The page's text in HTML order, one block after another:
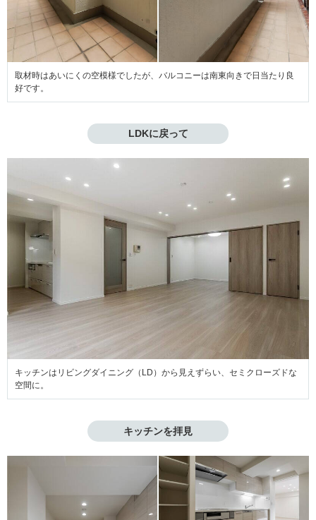
取材時はあいにくの空模様でしたが、バルコニーは南東向きで日当たり良
好です。
LDKに戻って
キッチンはリビングダイニング（LD）から見えずらい、セミクローズドな
空間に。
キッチンを拝見